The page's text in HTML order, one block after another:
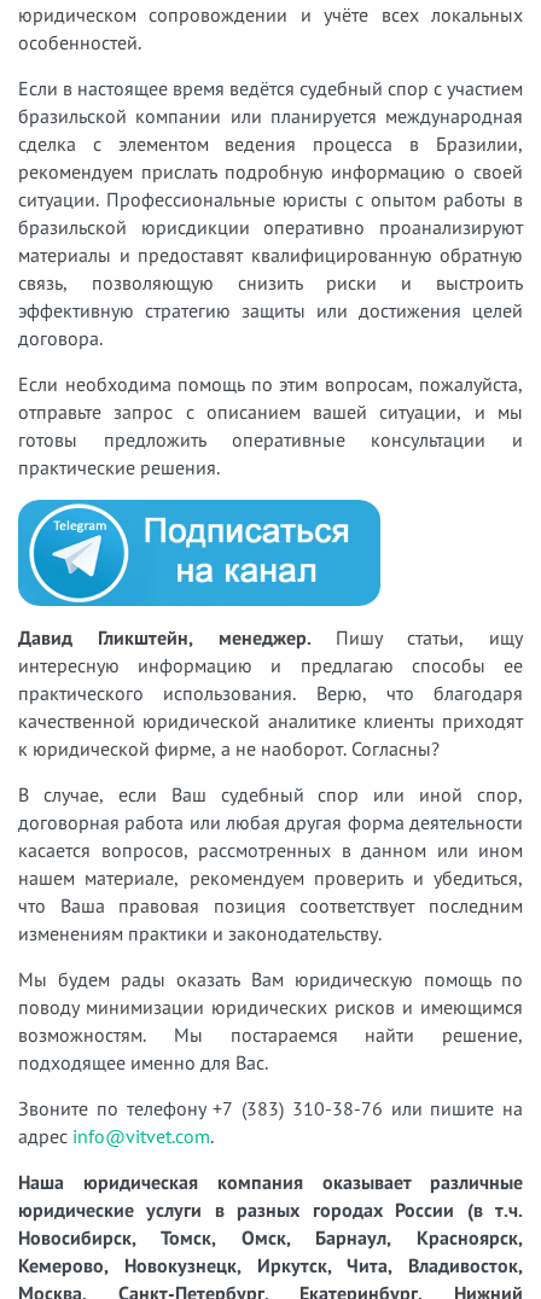
юридическом сопровождении и учёте всех локальных
особенностей.
Если в настоящее время ведётся судебный спор с участием
бразильской компании или планируется международная
сделка с элементом ведения процесса в Бразилии,
рекомендуем прислать подробную информацию о своей
ситуации. Профессиональные юристы с опытом работы в
бразильской юрисдикции оперативно проанализируют
материалы и предоставят квалифицированную обратную
связь, позволяющую снизить риски и выстроить
эффективную стратегию защиты или достижения целей
договора.
Если необходима помощь по этим вопросам, пожалуйста,
отправьте запрос с описанием вашей ситуации, и мы
готовы предложить оперативные консультации и
практические решения.
Давид Гликштейн, менеджер. Пишу статьи, ищу
интересную информацию и предлагаю способы ее
практического использования. Верю, что благодаря
качественной юридической аналитике клиенты приходят
к юридической фирме, а не наоборот. Согласны?
В случае, если Ваш судебный спор или иной спор,
договорная работа или любая другая форма деятельности
касается вопросов, рассмотренных в данном или ином
нашем материале, рекомендуем проверить и убедиться,
что Ваша правовая позиция соответствует последним
изменениям практики и законодательству.
Мы будем рады оказать Вам юридическую помощь по
поводу минимизации юридических рисков и имеющимся
возможностям. Мы постараемся найти решение,
подходящее именно для Вас.
Звоните по телефону +7 (383) 310-38-76 или пишите на
адрес info@vitvet.com.
Наша юридическая компания оказывает различные
юридические услуги в разных городах России (в т.ч.
Новосибирск, Томск, Омск, Барнаул, Красноярск,
Кемерово, Новокузнецк, Иркутск, Чита, Владивосток,
Москва, Санкт-Петербург, Екатеринбург, Нижний